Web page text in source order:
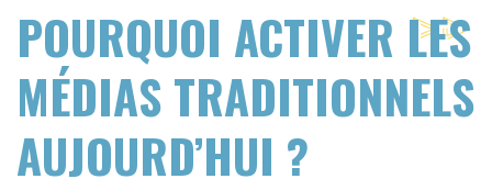
POURQUOI ACTIVER LES
MÉDIAS TRADITIONNELS
AUJOURD’HUI ?